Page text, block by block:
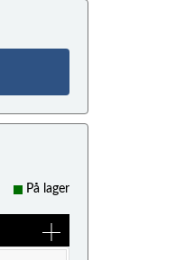
På lager